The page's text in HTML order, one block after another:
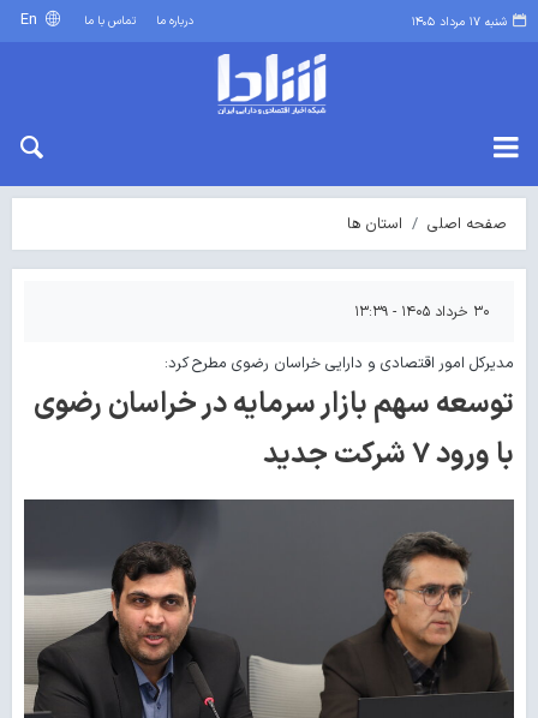
شنبه ۱۷ مرداد ۱۴۰۵ درباره ما تماس با ما
صفحه اصلی استان ها
۳۰ خرداد ۱۴۰۵ - ۱۳:۳۹
مدیرکل امور اقتصادی و دارایی خراسان رضوی مطرح کرد:
توسعه سهم بازار سرمایه در خراسان رضوی
با ورود ۷ شرکت جدید